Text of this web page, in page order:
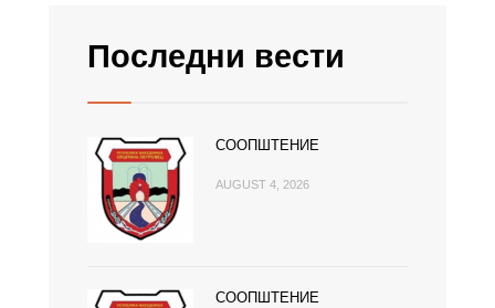
Последни вести
СООПШТЕНИЕ
AUGUST 4, 2026
СООПШТЕНИЕ